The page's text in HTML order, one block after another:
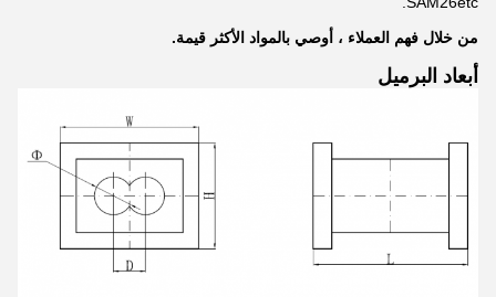
من خلال فهم العملاء ، أوصي بالمواد الأكثر قيمة.
أبعاد البرميل